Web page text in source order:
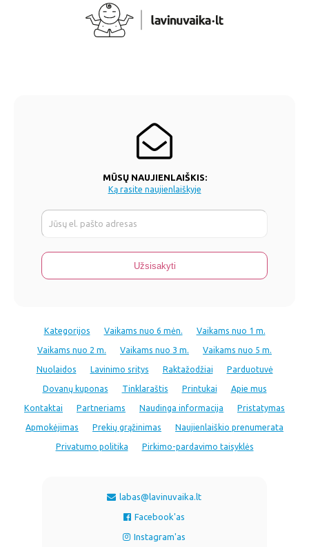
MŪSŲ NAUJIENLAIŠKIS:
Ką rasite naujienlaiškyje
Kategorijos Vaikams nuo 6 mėn.
Vaikams nuo 1 m.
Vaikams nuo 2 m.
Vaikams nuo 3 m.
Vaikams nuo 5 m.
Nuolaidos
Lavinimo sritys Raktažodžiai
Parduotuvė
Dovanų kuponas
Tinklaraštis Printukai
Apie mus
Kontaktai
Partneriams Naudinga informacija
Pristatymas
Apmokėjimas
Prekių grąžinimas
Naujienlaiškio prenumerata
Privatumo politika
Pirkimo-pardavimo taisyklės
labas@lavinuvaika.lt
Facebook'as
Instagram'as